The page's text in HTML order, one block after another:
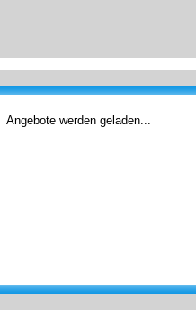
Angebote werden geladen...